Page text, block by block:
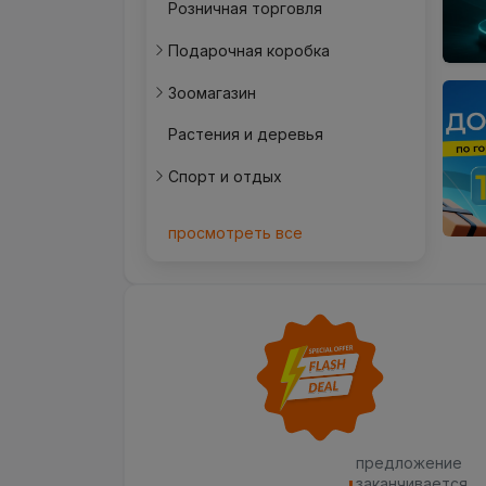
Розничная торговля
Подарочная коробка
Зоомагазин
Растения и деревья
Спорт и отдых
просмотреть все
предложение